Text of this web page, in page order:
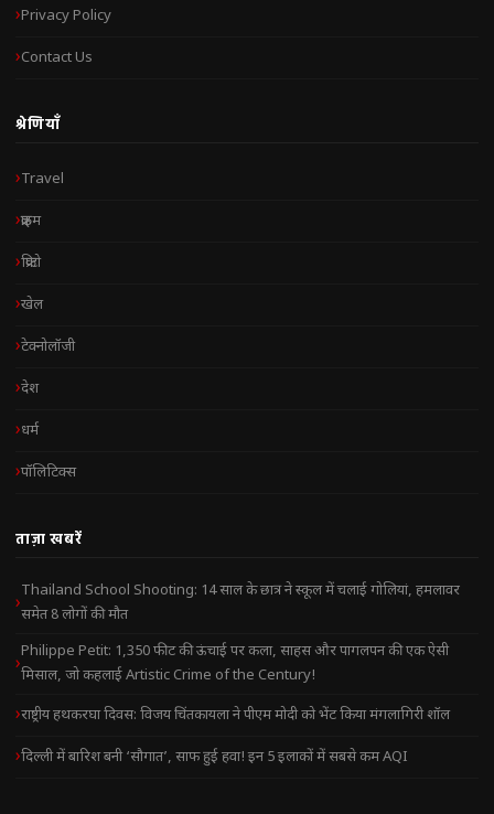
Privacy Policy
Contact Us
श्रेणियाँ
Travel
क्राइम
क्रिप्टो
खेल
टेक्नोलॉजी
देश
धर्म
पॉलिटिक्स
ताज़ा खबरें
Thailand School Shooting: 14 साल के छात्र ने स्कूल में चलाई गोलियां, हमलावर
समेत 8 लोगों की मौत
Philippe Petit: 1,350 फीट की ऊंचाई पर कला, साहस और पागलपन की एक ऐसी
मिसाल, जो कहलाई Artistic Crime of the Century!
राष्ट्रीय हथकरघा दिवस: विजय चिंतकायला ने पीएम मोदी को भेंट किया मंगलागिरी शॉल
दिल्ली में बारिश बनी ‘सौगात’, साफ हुई हवा! इन 5 इलाकों में सबसे कम AQI